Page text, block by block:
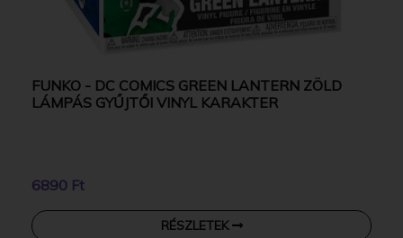
FUNKO - DC COMICS GREEN LANTERN ZÖLD
LÁMPÁS GYŰJTŐI VINYL KARAKTER
6890 Ft
RÉSZLETEK